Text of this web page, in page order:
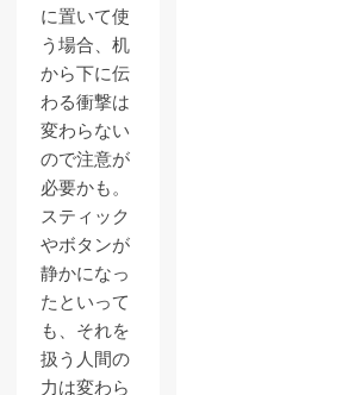
に置いて使
う場合、机
から下に伝
わる衝撃は
変わらない
ので注意が
必要かも。
スティック
やボタンが
静かになっ
たといって
も、それを
扱う人間の
力は変わら